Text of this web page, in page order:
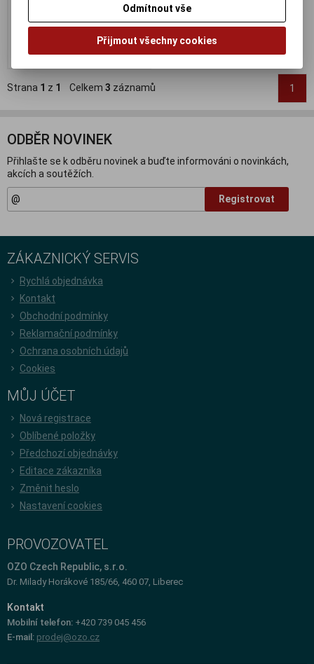
349 Kč (bez DPH:)
Strana 1 z 1 Celkem 3 záznamů 1
ODBĚR NOVINEK
Přihlašte se k odběru novinek a buďte informováni o novinkách,
akcích a soutěžích.
Registrovat
ZÁKAZNICKÝ SERVIS
Rychlá objednávka
Kontakt
Obchodní podmínky
Reklamační podmínky
Ochrana osobních údajů
Cookies
MŮJ ÚČET
Nová registrace
Oblíbené položky
Předchozí objednávky
Editace zákazníka
Změnit heslo
Nastavení cookies
PROVOZOVATEL
OZO Czech Republic, s.r.o.
Dr. Milady Horákové 185/66, 460 07, Liberec
Kontakt
Mobilní telefon: +420 739 045 456
E-mail: prodej@ozo.cz
Odmítnout vše
Přijmout všechny cookies